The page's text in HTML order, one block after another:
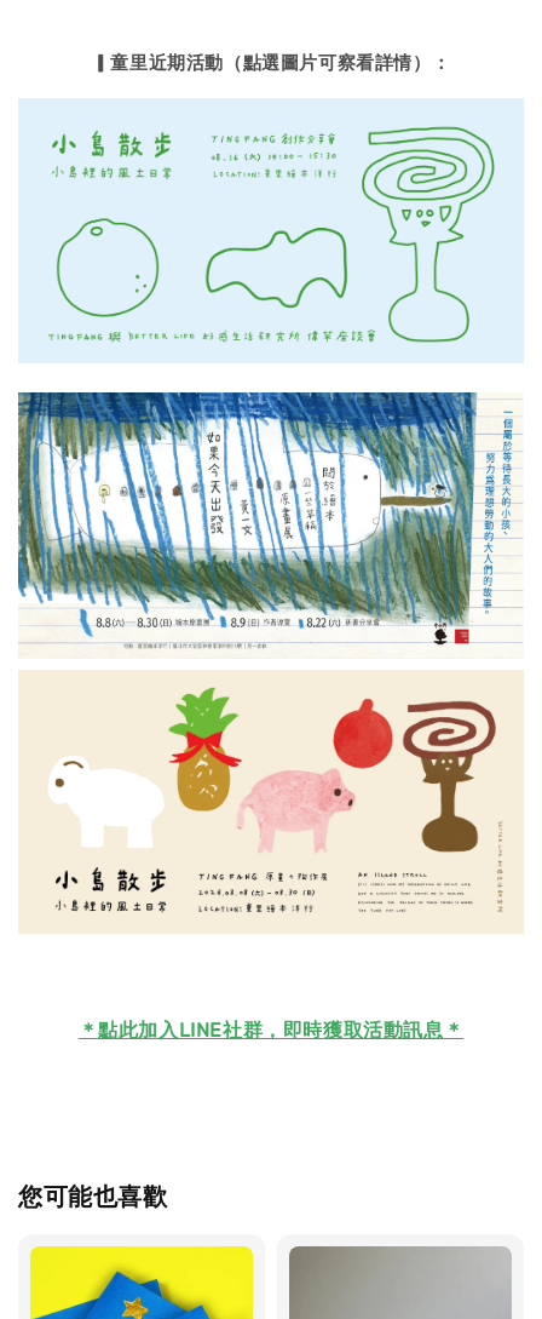
▎童里近期活動（點選圖片可察看詳情）：
＊點此加入LINE社群，即時獲取活動訊息＊
您可能也喜歡